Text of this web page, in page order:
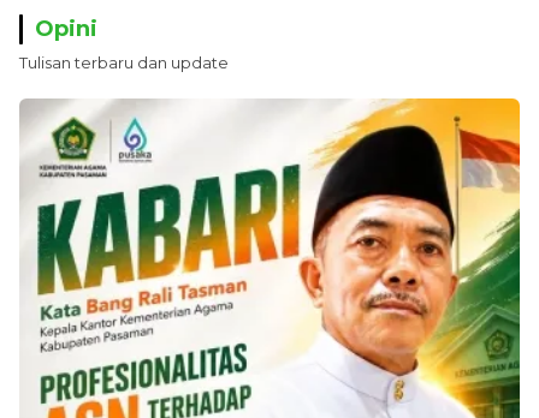
Opini
Tulisan terbaru dan update